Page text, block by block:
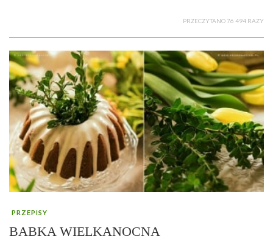
PRZECZYTANO 76 494 RAZY
PRZEPISY
BABKA WIELKANOCNA